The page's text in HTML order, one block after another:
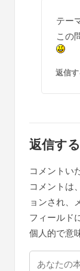
テー
この
返信
返信する
コメントい
コメントは、
ョンされ、
フィールド
個人的で意